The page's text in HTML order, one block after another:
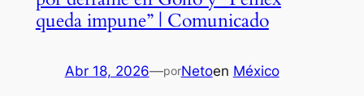
queda impune” | Comunicado
Abr 18, 2026—porNetoen México